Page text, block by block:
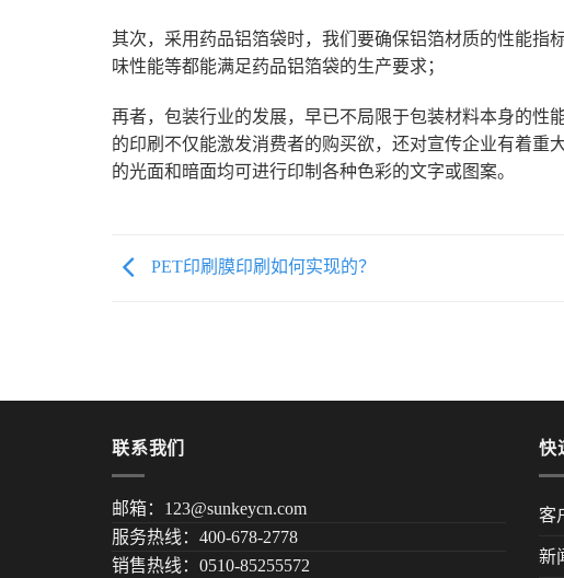
其次，采用药品铝箔袋时，我们要确保铝箔材质的性能指
味性能等都能满足药品铝箔袋的生产要求；
再者，包装行业的发展，早已不局限于包装材料本身的性
的印刷不仅能激发消费者的购买欲，还对宣传企业有着重
的光面和暗面均可进行印制各种色彩的文字或图案。
PET印刷膜印刷如何实现的？
联系我们
邮箱：123@sunkeycn.com
服务热线：400-678-2778
销售热线：0510-85255572
快
客
新